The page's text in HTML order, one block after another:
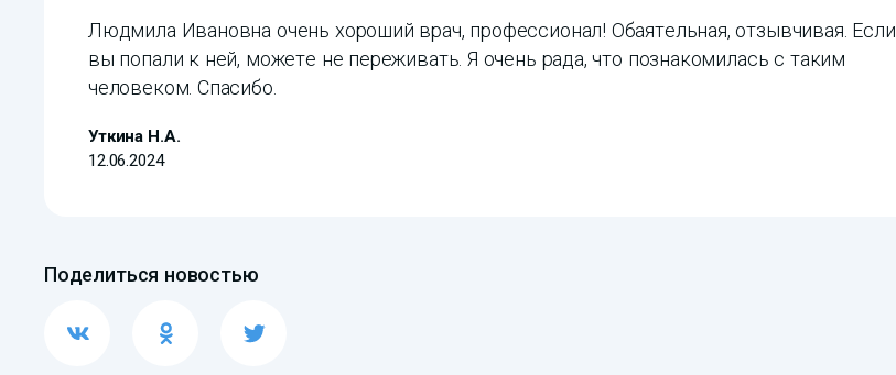
Людмила Ивановна очень хороший врач, профессионал! Обаятельная, отзывчивая. Если
вы попали к ней, можете не переживать. Я очень рада, что познакомилась с таким
человеком. Спасибо.
Уткина Н.А.
12.06.2024
Поделиться новостью